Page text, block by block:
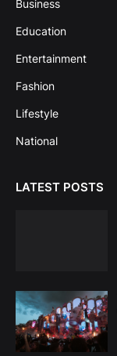
Business
Education
Entertainment
Fashion
Lifestyle
National
LATEST POSTS